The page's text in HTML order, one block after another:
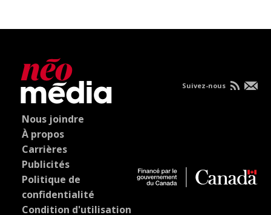
Nous joindre
À propos
Carrières
Publicités
Politique de
confidentialité
Condition d'utilisation
Suivez-nous